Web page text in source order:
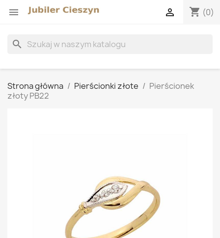
 shopping_cart (0)

search
Strona główna Pierścionki złote
Pierścionek
złoty PB22